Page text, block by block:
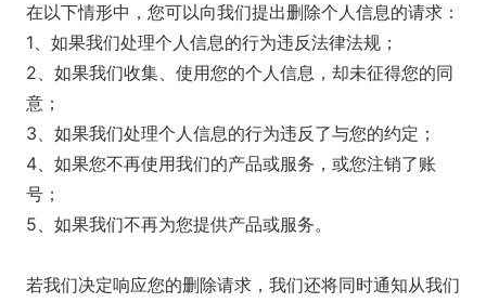
在以下情形中，您可以向我们提出删除个人信息的请求：
1、如果我们处理个人信息的行为违反法律法规；
2、如果我们收集、使用您的个人信息，却未征得您的同
意；
3、如果我们处理个人信息的行为违反了与您的约定；
4、如果您不再使用我们的产品或服务，或您注销了账
号；
5、如果我们不再为您提供产品或服务。
若我们决定响应您的删除请求，我们还将同时通知从我们